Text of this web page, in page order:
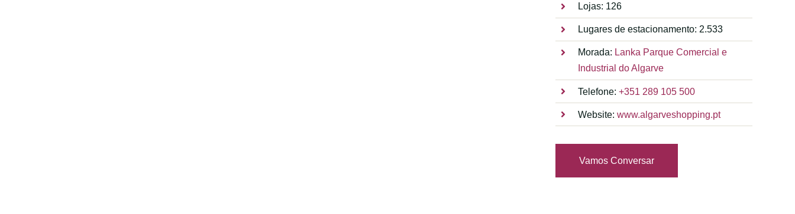
Lojas: 126
Lugares de estacionamento: 2.533
Morada: Lanka Parque Comercial e
Industrial do Algarve
Telefone:+351 289 105 500
Website:www.algarveshopping.pt
Vamos Conversar